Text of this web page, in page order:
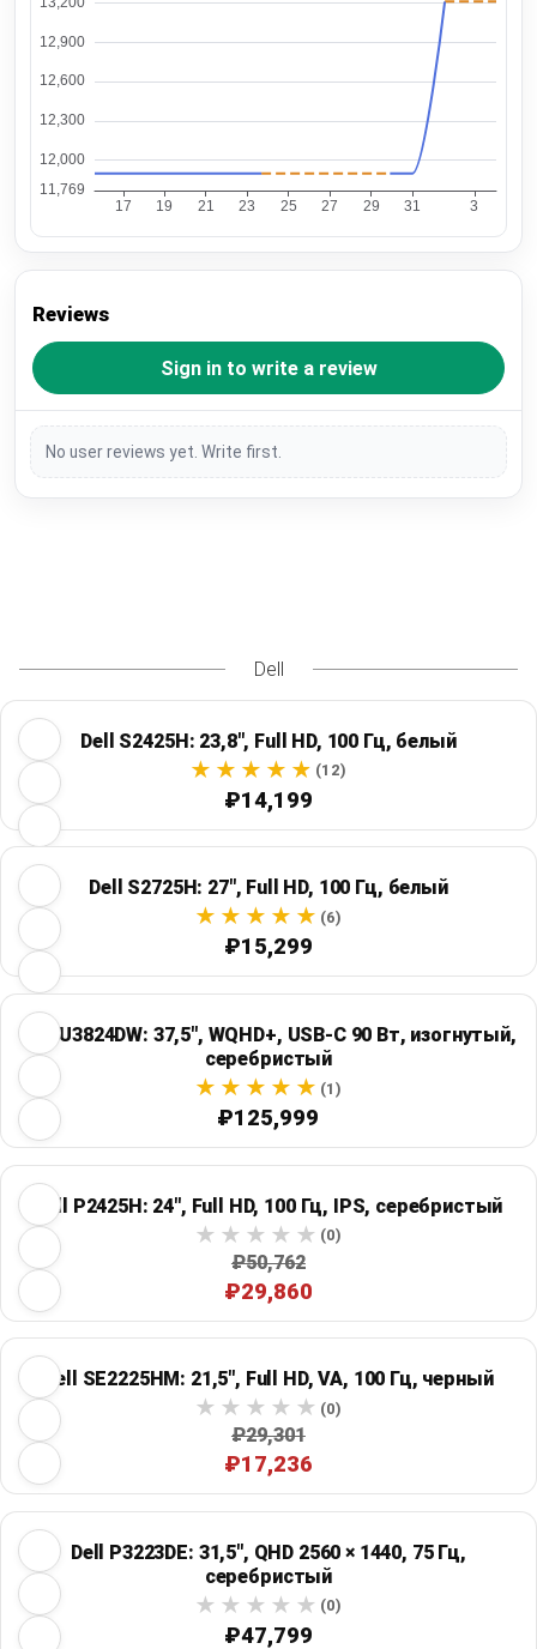
Reviews
Sign in to write a review
No user reviews yet. Write first.
Dell
Dell S2425H: 23,8", Full HD, 100 Гц, белый
(12)
₽14,199
Dell S2725H: 27", Full HD, 100 Гц, белый
(6)
₽15,299
Dell U3824DW: 37,5", WQHD+, USB-C 90 Вт, изогнутый,
серебристый
(1)
₽125,999
Dell P2425H: 24", Full HD, 100 Гц, IPS, серебристый
(0)
₽50,762
₽29,860
Dell SE2225HM: 21,5", Full HD, VA, 100 Гц, черный
(0)
₽29,301
₽17,236
Dell P3223DE: 31,5", QHD 2560 × 1440, 75 Гц,
серебристый
(0)
₽47,799